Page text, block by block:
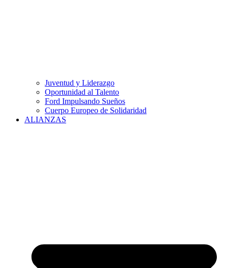
Juventud y Liderazgo
Oportunidad al Talento
Ford Impulsando Sueños
Cuerpo Europeo de Solidaridad
ALIANZAS